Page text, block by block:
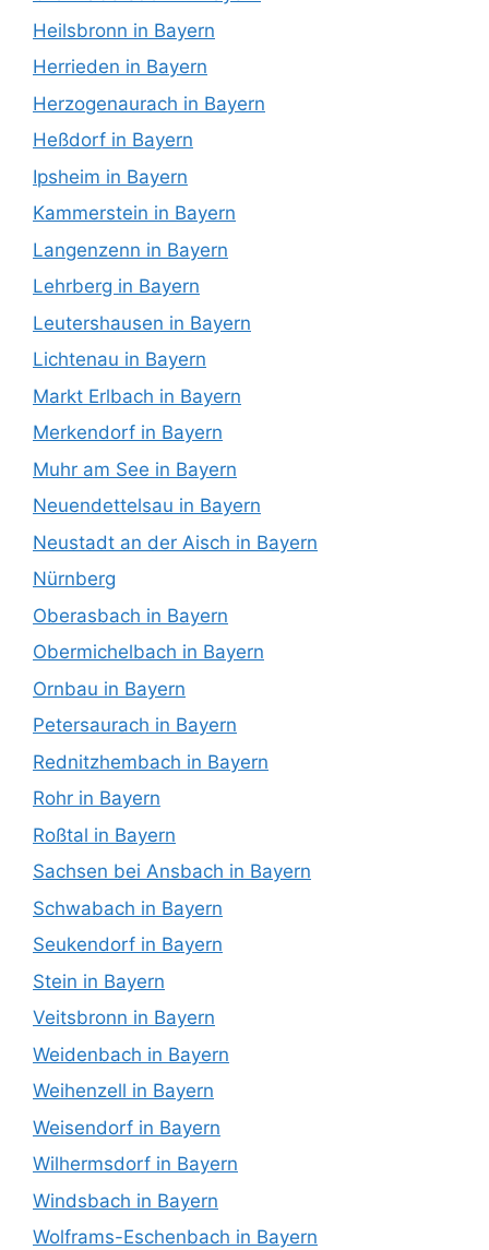
Heilsbronn in Bayern
Herrieden in Bayern
Herzogenaurach in Bayern
Heßdorf in Bayern
Ipsheim in Bayern
Kammerstein in Bayern
Langenzenn in Bayern
Lehrberg in Bayern
Leutershausen in Bayern
Lichtenau in Bayern
Markt Erlbach in Bayern
Merkendorf in Bayern
Muhr am See in Bayern
Neuendettelsau in Bayern
Neustadt an der Aisch in Bayern
Nürnberg
Oberasbach in Bayern
Obermichelbach in Bayern
Ornbau in Bayern
Petersaurach in Bayern
Rednitzhembach in Bayern
Rohr in Bayern
Roßtal in Bayern
Sachsen bei Ansbach in Bayern
Schwabach in Bayern
Seukendorf in Bayern
Stein in Bayern
Veitsbronn in Bayern
Weidenbach in Bayern
Weihenzell in Bayern
Weisendorf in Bayern
Wilhermsdorf in Bayern
Windsbach in Bayern
Wolframs-Eschenbach in Bayern